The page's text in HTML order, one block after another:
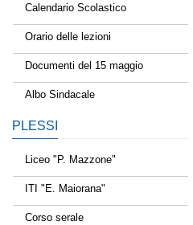
Calendario Scolastico
Orario delle lezioni
Documenti del 15 maggio
Albo Sindacale
PLESSI
Liceo "P. Mazzone"
ITI "E. Maiorana"
Corso serale